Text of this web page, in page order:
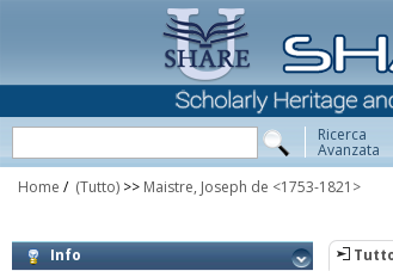
Ricerca
Avanzata
Home / (Tutto) >> Maistre, Joseph de <1753-1821>
Info